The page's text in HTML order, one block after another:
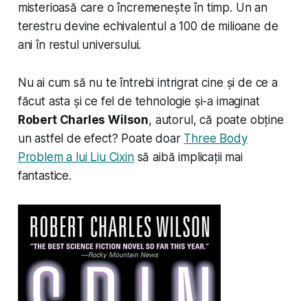
misterioasă care o încremenește în timp. Un an
terestru devine echivalentul a 100 de milioane de
ani în restul universului.
Nu ai cum să nu te întrebi intrigrat cine și de ce a
făcut asta și ce fel de tehnologie și-a imaginat
Robert Charles Wilson, autorul, că poate obține
un astfel de efect? Poate doar Three Body
Problem a lui Liu Cixinsă aibă implicații mai
fantastice.